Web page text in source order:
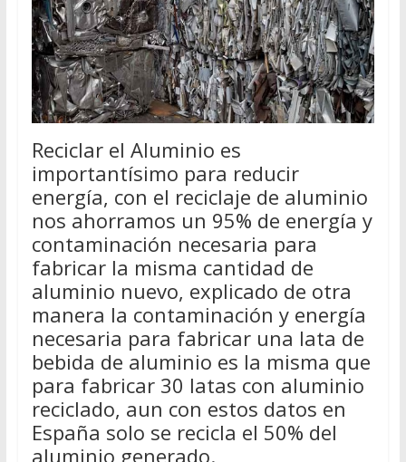
Reciclar el Aluminio es
importantísimo para reducir
energía, con el reciclaje de aluminio
nos ahorramos un 95% de energía y
contaminación necesaria para
fabricar la misma cantidad de
aluminio nuevo, explicado de otra
manera la contaminación y energía
necesaria para fabricar una lata de
bebida de aluminio es la misma que
para fabricar 30 latas con aluminio
reciclado, aun con estos datos en
España solo se recicla el 50% del
aluminio generado.